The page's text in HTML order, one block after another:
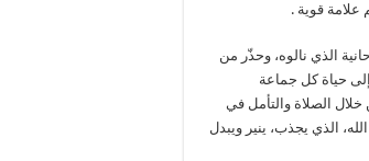
علامة قوية .
الذي نالوه، وحذّر من
حياة كل جماعة
الصلاة والتأمل في
الذي يجذب، ينير ويبدل